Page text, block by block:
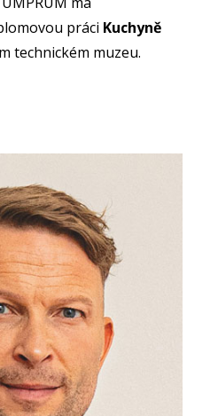
práci Kuchyně
technickém muzeu.